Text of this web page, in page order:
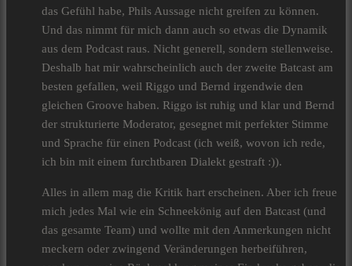
das Gefühl habe, Phils Aussage nicht greifen zu können.
Und das nimmt für mich dann auch so etwas die Dynamik
aus dem Podcast raus. Nicht generell, sondern stellenweise.
Deshalb hat mir wahrscheinlich auch der zweite Batcast am
besten gefallen, weil Riggo und Bernd irgendwie den
gleichen Groove haben. Riggo ist ruhig und klar und Bernd
der strukturierte Moderator, gesegnet mit perfekter Stimme
und Sprache für einen Podcast (ich weiß, wovon ich rede,
ich bin mit einem furchtbaren Dialekt gestraft :)).
Alles in allem mag die Kritik hart erscheinen. Aber ich freue
mich jedes Mal wie ein Schneekönig auf den Batcast (und
das gesamte Team) und wollte mit den Anmerkungen nicht
meckern oder zwingend Veränderungen herbeiführen,